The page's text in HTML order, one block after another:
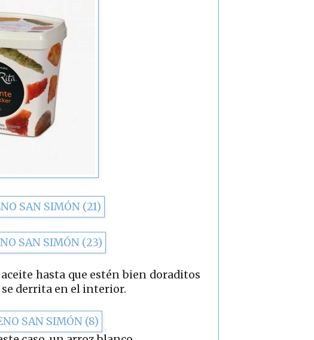
hasta que estén bien doraditos
se derrita en el interior.